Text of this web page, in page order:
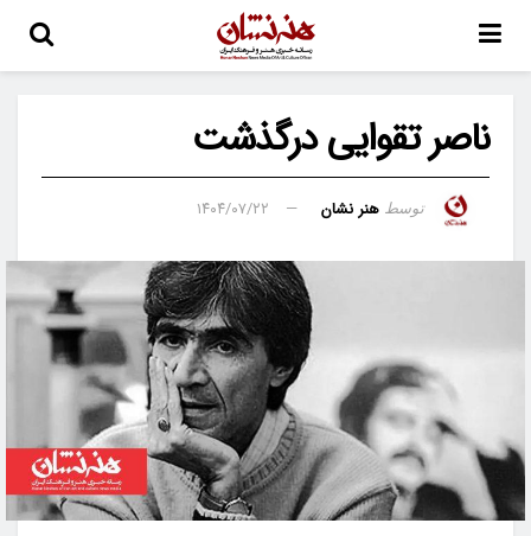
ناصر تقوایی درگذشت
توسط هنر نشان ۱۴۰۴/۰۷/۲۲